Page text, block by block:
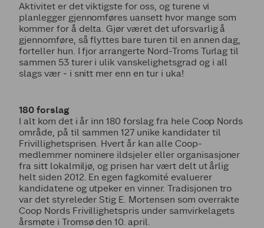
Aktivitet er det viktigste for oss, og turene vi
planlegger gjennomføres uansett hvor mange som
kommer for å delta. Gjør været det uforsvarlig å
gjennomføre, så flyttes bare turen til en annen dag,
forteller hun. I fjor arrangerte Nord-Troms Turlag til
sammen 53 turer i ulik vanskelighetsgrad og i all
slags vær ‒ i snitt mer enn en tur i uka!
180 forslag
I alt kom det i år inn 180 forslag fra hele Coop Nords
område, på til sammen 127 unike kandidater til
Frivillighetsprisen. Hvert år kan alle Coop-
medlemmer nominere ildsjeler eller organisasjoner
fra sitt lokalmiljø, og prisen har vært delt ut årlig
helt siden 2012. En egen fagkomité evaluerer
kandidatene og utpeker en vinner. Tradisjonen tro
var det styreleder Stig E. Mortensen som overrakte
Coop Nords Frivillighetspris under samvirkelagets
årsmøte i Tromsø den 10. april.